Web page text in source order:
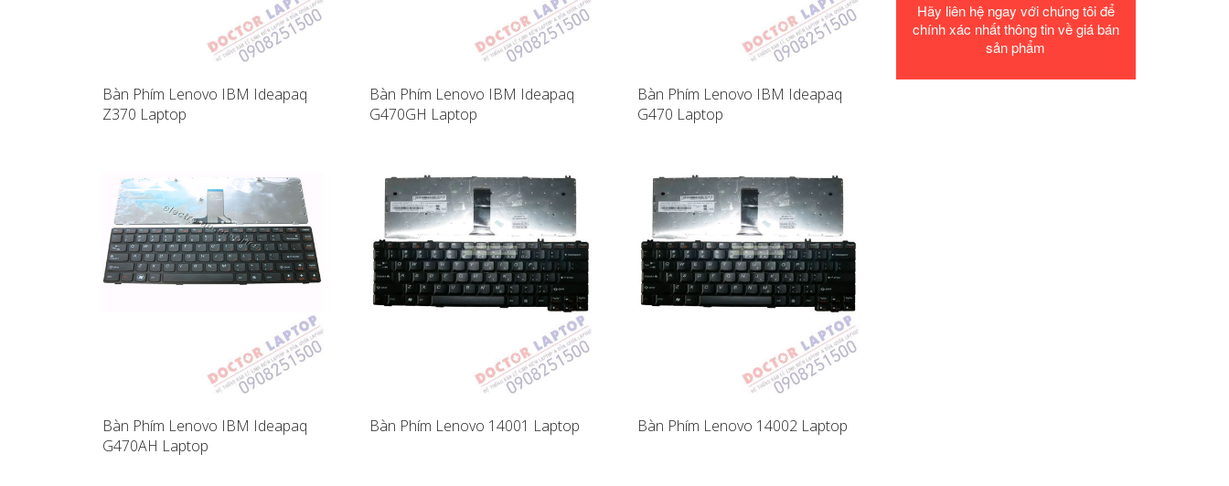
Bàn Phím Lenovo IBM Ideapaq
Z370 Laptop
Bàn Phím Lenovo IBM Ideapaq
G470GH Laptop
Bàn Phím Lenovo IBM Ideapaq
G470 Laptop
Bàn Phím Lenovo IBM Ideapaq
G470AH Laptop
Bàn Phím Lenovo 14001 Laptop Bàn Phím Lenovo 14002 Laptop
Hãy liên hệ ngay với chúng tôi để
chính xác nhất thông tin về giá bán
sản phẩm